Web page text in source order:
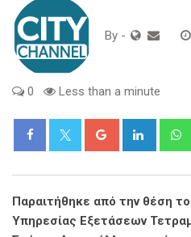
By -
0 Less than a minute
Google+ LinkedIn
Παραιτήθηκε από την θέση
Υπηρεσίας Εξετάσεων